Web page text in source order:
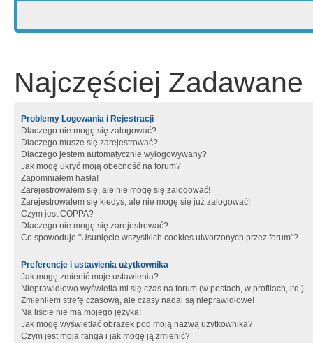
Najczęściej Zadawane
Problemy Logowania i Rejestracji
Dlaczego nie mogę się zalogować?
Dlaczego muszę się zarejestrować?
Dlaczego jestem automatycznie wylogowywany?
Jak mogę ukryć moją obecność na forum?
Zapomniałem hasła!
Zarejestrowałem się, ale nie mogę się zalogować!
Zarejestrowałem się kiedyś, ale nie mogę się już zalogować!
Czym jest COPPA?
Dlaczego nie mogę się zarejestrować?
Co spowoduje "Usunięcie wszystkich cookies utworzonych przez forum"?
Preferencje i ustawienia użytkownika
Jak mogę zmienić moje ustawienia?
Nieprawidłowo wyświetla mi się czas na forum (w postach, w profilach, itd.)
Zmieniłem strefę czasową, ale czasy nadal są nieprawidłowe!
Na liście nie ma mojego języka!
Jak mogę wyświetlać obrazek pod moją nazwą użytkownika?
Czym jest moja ranga i jak mogę ją zmienić?